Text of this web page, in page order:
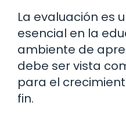
La evaluación es
esencial en la
ambiente de
debe ser vista
para el
fin.